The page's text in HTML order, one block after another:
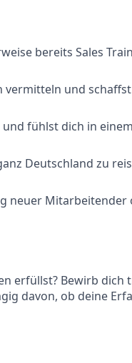
bereits Sales
und schaffst
fühlst dich in
Deutschland zu
neuer Mitarbeitender
erfüllst? Bewirb dich
davon, ob deine